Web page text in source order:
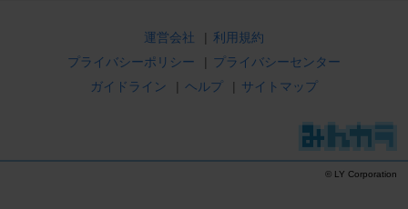
運営会社 | 利用規約
プライバシーポリシー
| プライバシーセンター
ガイドライン
| ヘルプ | サイトマップ
© LY Corporation